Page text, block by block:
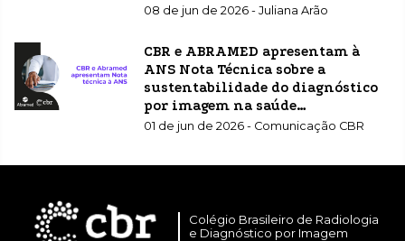
08 de jun de 2026 - Juliana Arão
CBR e ABRAMED apresentam à
ANS Nota Técnica sobre a
sustentabilidade do diagnóstico
por imagem na saúde
suplementar
01 de jun de 2026 - Comunicação CBR
Colégio Brasileiro de Radiologia
e Diagnóstico por Imagem